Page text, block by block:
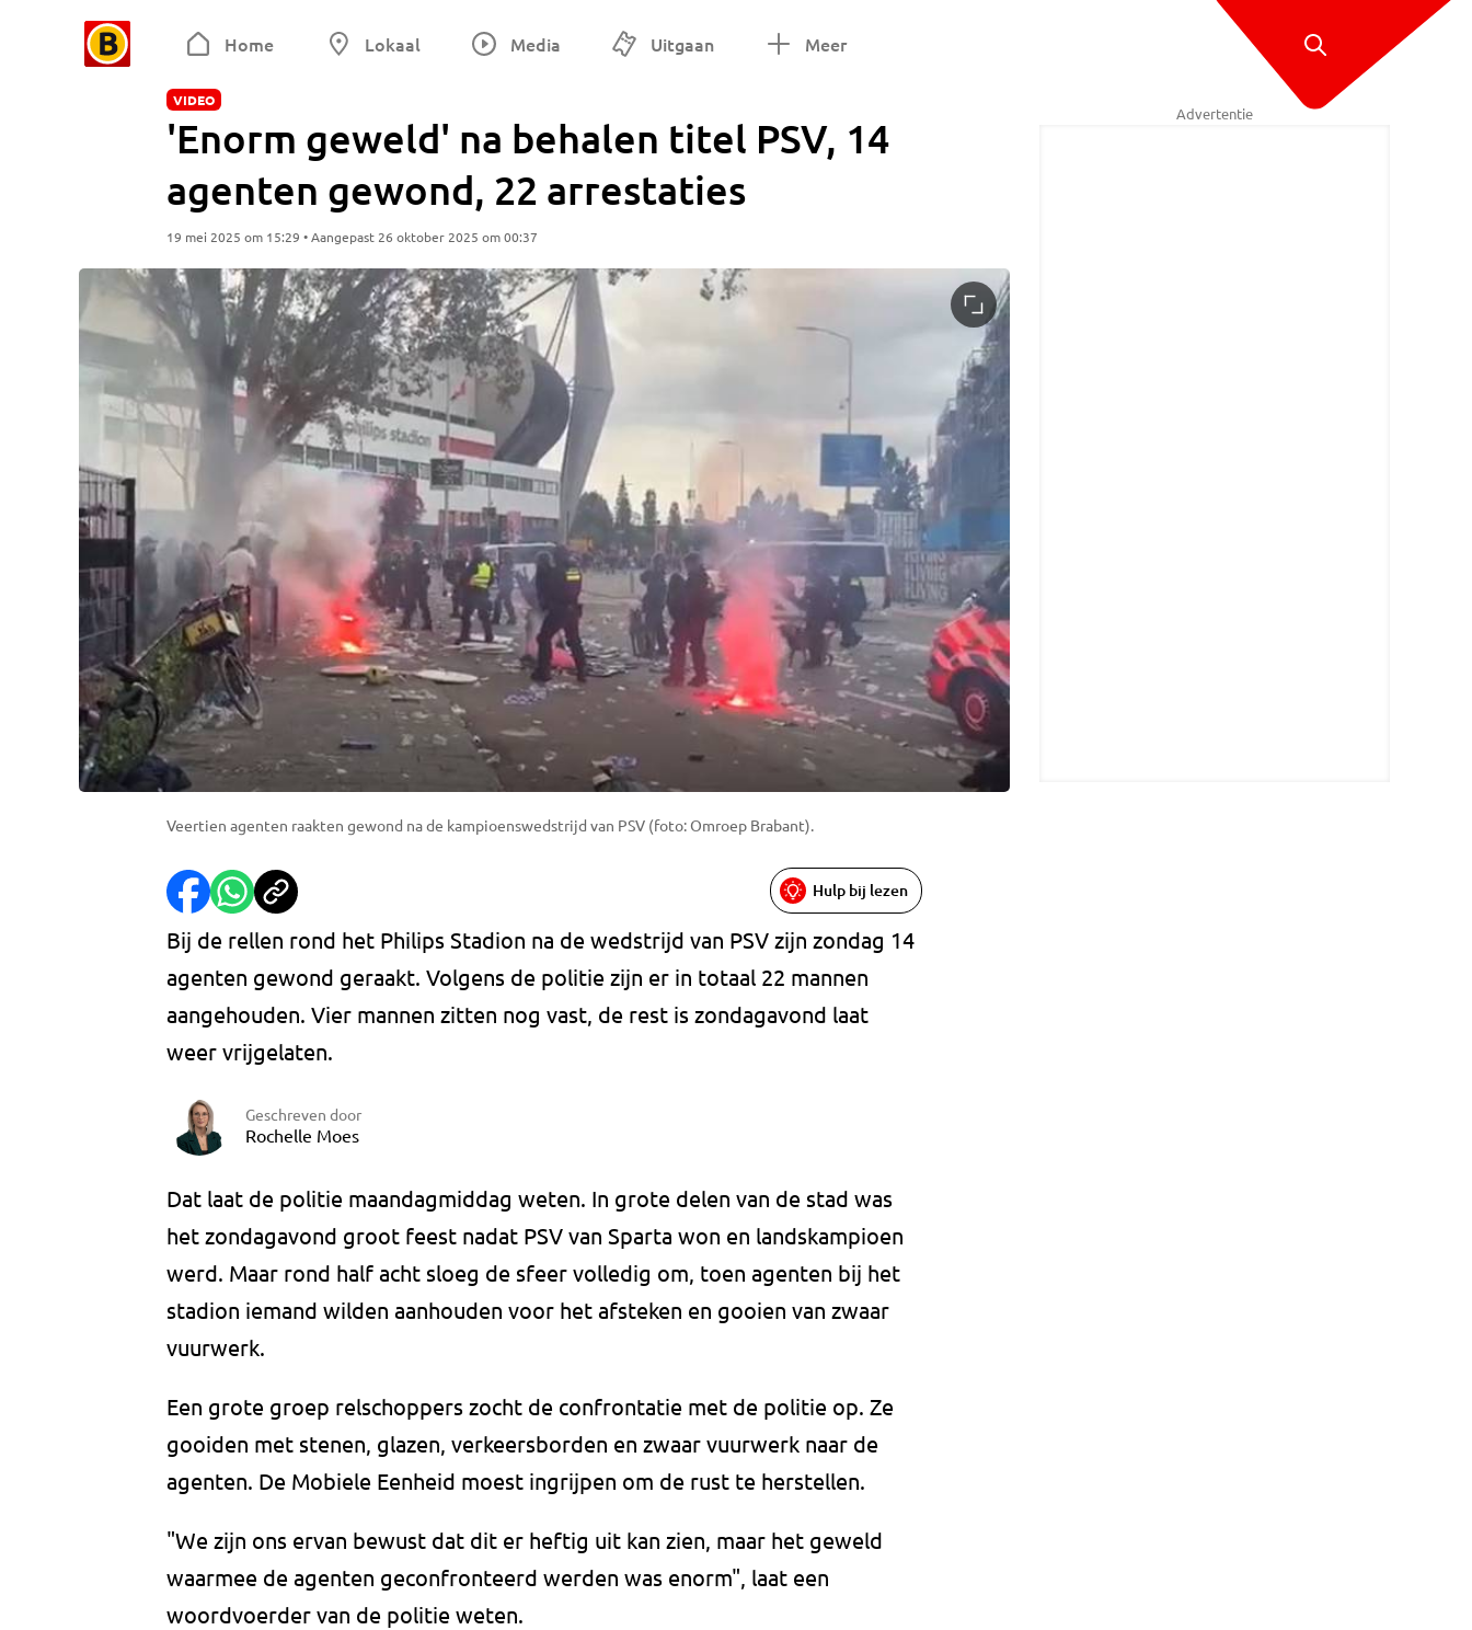
Home Lokaal Media Uitgaan Meer
VIDEO
'Enorm geweld' na behalen titel PSV, 14
agenten gewond, 22 arrestaties
19 mei 2025 om 15:29 • Aangepast 26 oktober 2025 om 00:37
Veertien agenten raakten gewond na de kampioenswedstrijd van PSV (foto: Omroep Brabant).
Hulp bij lezen
Bij de rellen rond het Philips Stadion na de wedstrijd van PSV zijn zondag 14
agenten gewond geraakt. Volgens de politie zijn er in totaal 22 mannen
aangehouden. Vier mannen zitten nog vast, de rest is zondagavond laat
weer vrijgelaten.
Geschreven door
Rochelle Moes
Dat laat de politie maandagmiddag weten. In grote delen van de stad was
het zondagavond groot feest nadat PSV van Sparta won en landskampioen
werd. Maar rond half acht sloeg de sfeer volledig om, toen agenten bij het
stadion iemand wilden aanhouden voor het afsteken en gooien van zwaar
vuurwerk.
Een grote groep relschoppers zocht de confrontatie met de politie op. Ze
gooiden met stenen, glazen, verkeersborden en zwaar vuurwerk naar de
agenten. De Mobiele Eenheid moest ingrijpen om de rust te herstellen.
"We zijn ons ervan bewust dat dit er heftig uit kan zien, maar het geweld
waarmee de agenten geconfronteerd werden was enorm", laat een
woordvoerder van de politie weten.
Advertentie